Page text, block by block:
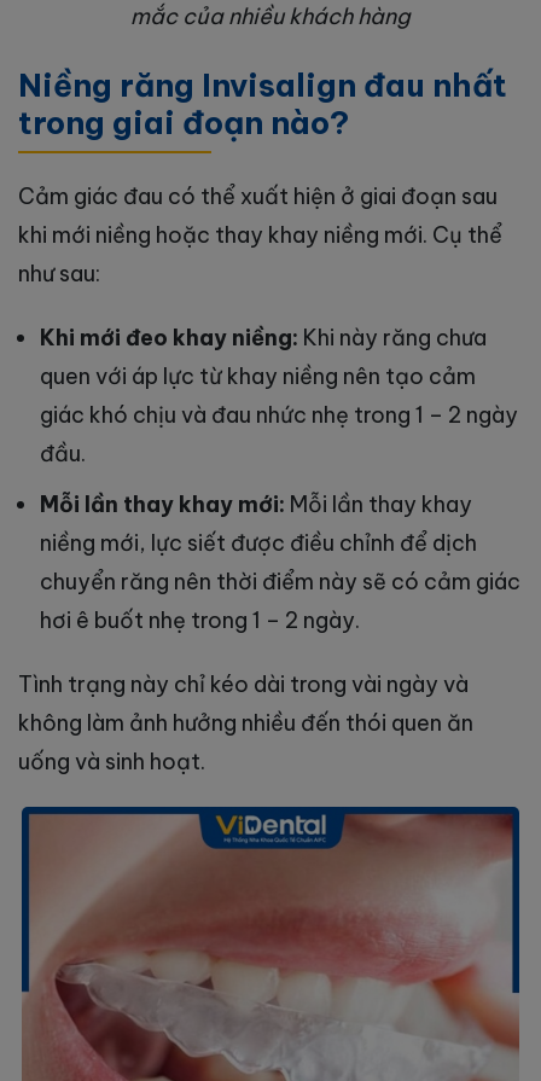
mắc của nhiều khách hàng
Niềng răng Invisalign đau nhất
trong giai đoạn nào?
Cảm giác đau có thể xuất hiện ở giai đoạn sau
khi mới niềng hoặc thay khay niềng mới. Cụ thể
như sau:
Khi mới đeo khay niềng: Khi này răng chưa
quen với áp lực từ khay niềng nên tạo cảm
giác khó chịu và đau nhức nhẹ trong 1 – 2 ngày
đầu.
Mỗi lần thay khay mới: Mỗi lần thay khay
niềng mới, lực siết được điều chỉnh để dịch
chuyển răng nên thời điểm này sẽ có cảm giác
hơi ê buốt nhẹ trong 1 – 2 ngày.
Tình trạng này chỉ kéo dài trong vài ngày và
không làm ảnh hưởng nhiều đến thói quen ăn
uống và sinh hoạt.